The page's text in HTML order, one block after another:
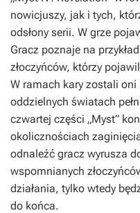
nowicjuszy, jak i tych,
odsłony serii. W grze
Gracz poznaje na
złoczyńców, którzy
W ramach kary zostali
oddzielnych światach
czwartej części „Myst”
okolicznościach
odnaleźć gracz wyrusza
wspomnianych
działania, tylko wtedy
do końca.